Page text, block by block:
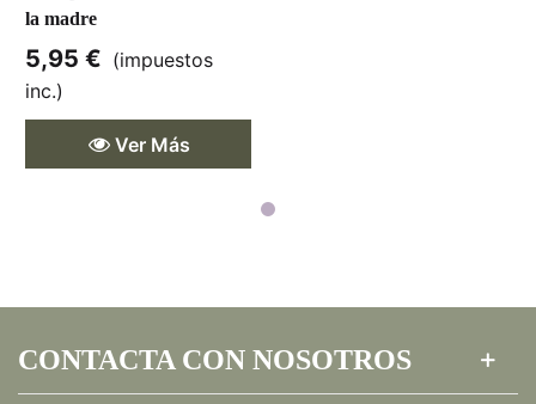
la madre
5,95 € (impuestos
inc.)
Ver Más
CONTACTA CON NOSOTROS